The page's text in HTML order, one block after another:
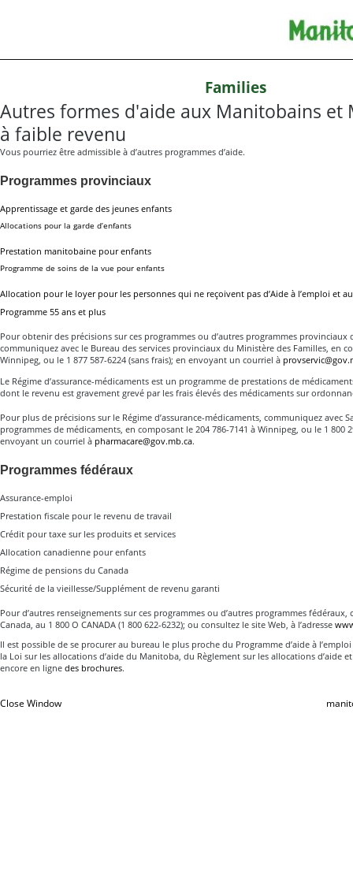
Families
Autres formes d'aide aux Manitobains et
à faible revenu
Vous pourriez être admissible à d’autres programmes d’aide.
Programmes provinciaux
Apprentissage et garde des jeunes enfants
Allocations pour la garde d’enfants
Prestation manitobaine pour enfants
Programme de soins de la vue pour enfants
Allocation pour le loyer pour les personnes qui ne reçoivent pas d’Aide à l’emploi et
Programme 55 ans et plus
Pour obtenir des précisions sur ces programmes ou d’autres programmes provinciaux
communiquez avec le Bureau des services provinciaux du Ministère des Familles, en
Winnipeg, ou le 1 877 587-6224 (sans frais); en envoyant un courriel à
Le Régime d’assurance-médicaments est un programme de prestations de
dont le revenu est gravement grevé par les frais élevés des médicaments sur
Pour plus de précisions sur le Régime d’assurance-médicaments, communiquez avec
programmes de médicaments, en composant le 204 786-7141 à Winnipeg, ou le 1 800
envoyant un courriel à pharmacare@gov.mb.ca.
Programmes fédéraux
Assurance-emploi
Prestation fiscale pour le revenu de travail
Crédit pour taxe sur les produits et services
Allocation canadienne pour enfants
Régime de pensions du Canada
Sécurité de la vieillesse/Supplément de revenu garanti
Pour d’autres renseignements sur ces programmes ou d’autres programmes fédéraux,
Canada, au 1 800 O CANADA (1 800 622-6232); ou consultez le site Web, à l’adresse
Il est possible de se procurer au bureau le plus proche du Programme d’aide à
la Loi sur les allocations d’aide du Manitoba, du Règlement sur les allocations d’aide
encore en ligne des brochures.
Close Window